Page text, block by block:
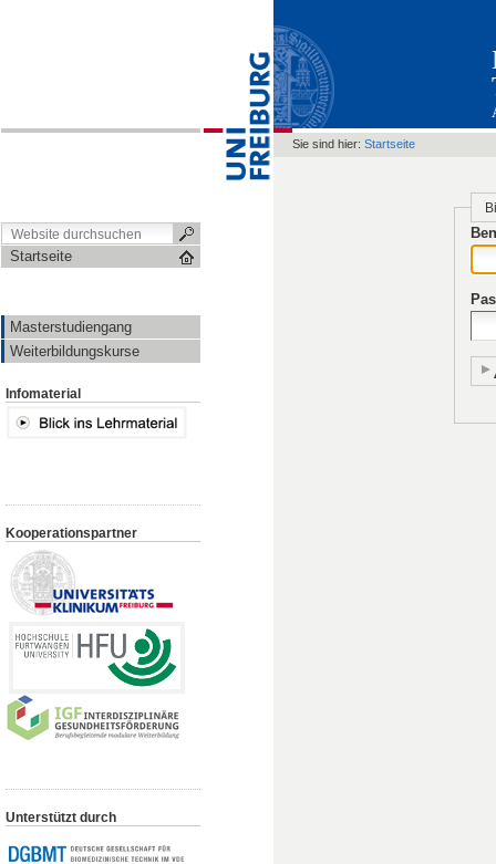
Startseite
Masterstudiengang
Weiterbildungskurse
Infomaterial
Kooperationspartner
Unterstützt durch
Sie sind hier: Startseite